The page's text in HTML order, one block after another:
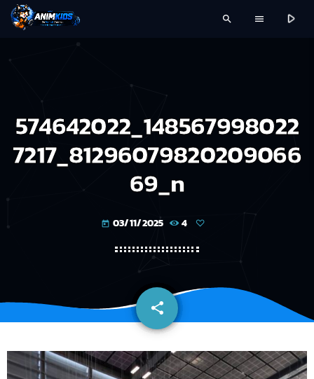
search menu play_arrow
574642022_148567998022
7217_81296079820209066
69_n
today 03/11/2025 4
share
email